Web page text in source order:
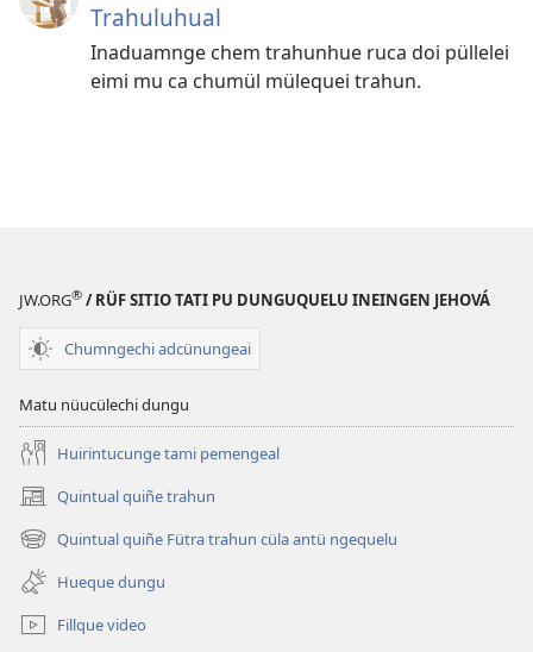
Trahuluhual
Inaduamnge chem trahunhue ruca doi püllelei
eimi mu ca chumül mülequei trahun.
JW.ORG® / RÜF SITIO TATI PU DUNGUQUELU INEINGEN JEHOVÁ
Chumngechi adcünungeai
Matu nüucülechi dungu
Huirintucunge tami pemengeal
Quintual quiñe trahun
(peafiel
quiñe
hue
pestaña
mu)
Quintual quiñe Fütra trahun cüla antü ngequelu
(peafiel
quiñe
hue
pestaña
mu)
Hueque dungu
Fillque video